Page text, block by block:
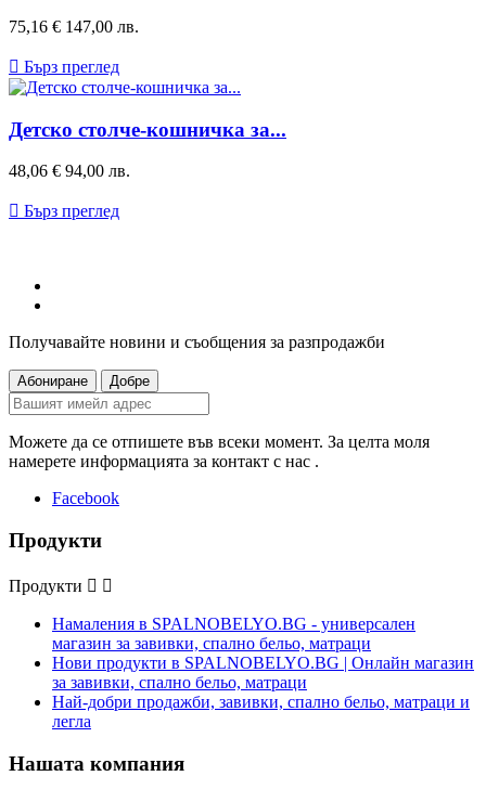
Цена
75,16 € 147,00 лв.
 Бърз преглед
Детско столче-кошничка за...
Цена
48,06 € 94,00 лв.
 Бърз преглед
Получавайте новини и съобщения за разпродажби
Можете да се отпишете във всеки момент. За целта моля
намерете информацията за контакт с нас .
Facebook
Продукти
Продукти  
Намаления в SPALNOBELYO.BG - универсален
магазин за завивки, спално бельо, матраци
Нови продукти в SPALNOBELYO.BG | Онлайн магазин
за завивки, спално бельо, матраци
Най-добри продажби, завивки, спално бельо, матраци и
легла
Нашата компания